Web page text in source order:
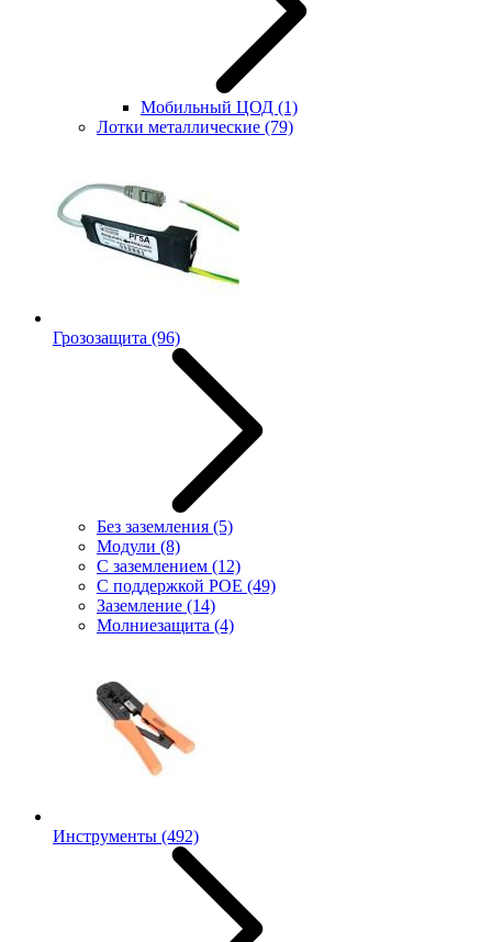
Мобильный ЦОД (1)
Лотки металлические (79)
Грозозащита (96)
Без заземления (5)
Модули (8)
С заземлением (12)
С поддержкой POE (49)
Заземление (14)
Молниезащита (4)
Инструменты (492)